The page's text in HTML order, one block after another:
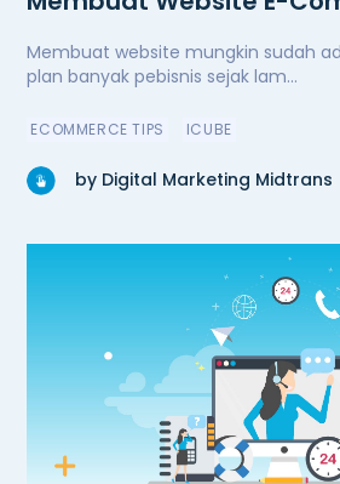
Masa Pandemi
Membuat website mungkin sudah
plan banyak pebisnis sejak lam...
ECOMMERCE TIPS ICUBE
by Digital Marketing Midtrans